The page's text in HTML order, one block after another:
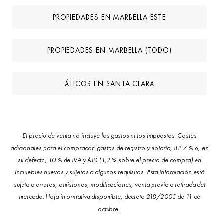
PROPIEDADES EN MARBELLA ESTE
PROPIEDADES EN MARBELLA (TODO)
ÁTICOS EN SANTA CLARA
El precio de venta no incluye los gastos ni los impuestos. Costes
adicionales para el comprador: gastos de registro y notaría, ITP 7 % o, en
su defecto, 10 % de IVA y AJD (1,2 % sobre el precio de compra) en
inmuebles nuevos y sujetos a algunos requisitos. Esta información está
sujeta a errores, omisiones, modificaciones, venta previa o retirada del
mercado. Hoja informativa disponible, decreto 218/2005 de 11 de
octubre..